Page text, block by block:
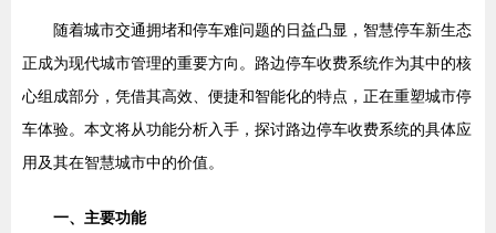
随着城市交通拥堵和停车难问题的日益凸显，智慧停车新生态
正成为现代城市管理的重要方向。路边停车收费系统作为其中的核
心组成部分，凭借其高效、便捷和智能化的特点，正在重塑城市停
车体验。本文将从功能分析入手，探讨路边停车收费系统的具体应
用及其在智慧城市中的价值。
一、主要功能